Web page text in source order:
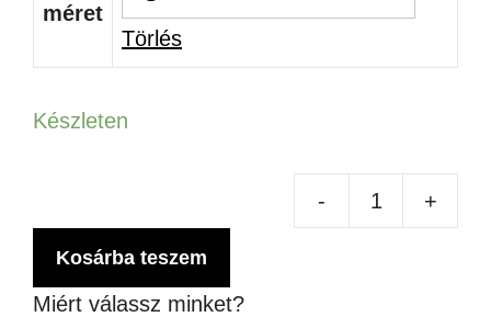
méret
Törlés
Készleten
- +
Kosárba teszem
Miért válassz minket?